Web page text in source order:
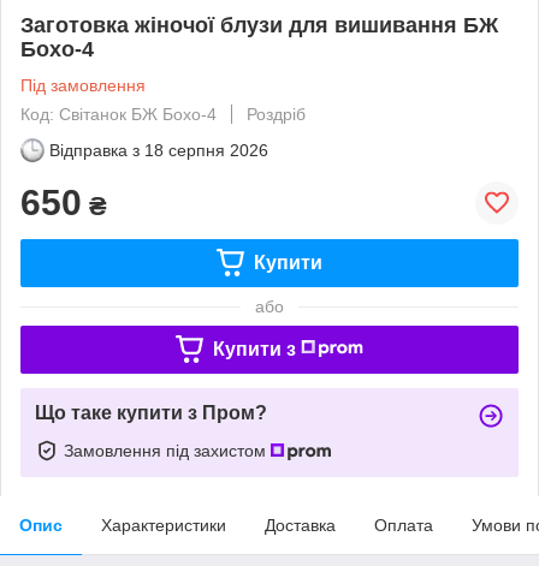
Заготовка жіночої блузи для вишивання БЖ
Бохо-4
Під замовлення
Код: Світанок БЖ Бохо-4
Роздріб
Відправка з 18 серпня 2026
650 ₴
Купити
або
Купити з
Що таке купити з Пром?
Замовлення під захистом
Опис Характеристики Доставка Оплата Умови